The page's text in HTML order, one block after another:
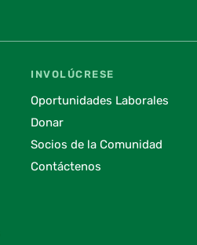
INVOLÚCRESE
Oportunidades Laborales
Donar
Socios de la Comunidad
Contáctenos